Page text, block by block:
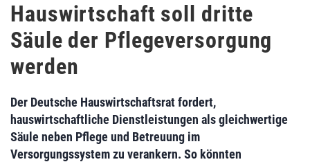
Hauswirtschaft soll dritte
Säule der Pflegeversorgung
werden
Der Deutsche Hauswirtschaftsrat fordert,
hauswirtschaftliche Dienstleistungen als gleichwertige
Säule neben Pflege und Betreuung im
Versorgungssystem zu verankern. So könnten